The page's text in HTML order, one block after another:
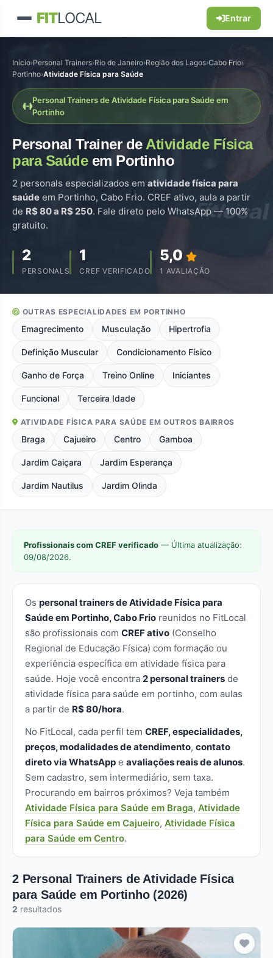
FITLOCAL Entrar
Início›Personal Trainers›Rio de Janeiro›Região dos Lagos›Cabo Frio›
Portinho›Atividade Física para Saúde
Personal Trainers de Atividade Física para Saúde em
Portinho
Personal Trainer de Atividade Física
para Saúdeem Portinho
2 personals especializados em atividade física para
saúde em Portinho, Cabo Frio. CREF ativo, aula a partir
de R$ 80 a R$ 250. Fale direto pelo WhatsApp — 100%
gratuito.
2
PERSONALS
1
CREF VERIFICADO
5,0
1 AVALIAÇÃO
OUTRAS ESPECIALIDADES EM PORTINHO
Emagrecimento Musculação Hipertrofia
Definição Muscular Condicionamento Físico
Ganho de Força Treino Online Iniciantes
Funcional Terceira Idade
ATIVIDADE FÍSICA PARA SAÚDE EM OUTROS BAIRROS
Braga Cajueiro Centro Gamboa
Jardim Caiçara Jardim Esperança
Jardim Nautilus Jardim Olinda
Profissionais com CREF verificado — Última atualização:
09/08/2026.
Os personal trainers de Atividade Física para
Saúde em Portinho, Cabo Frio reunidos no FitLocal
são profissionais com CREF ativo (Conselho
Regional de Educação Física) com formação ou
experiência específica em atividade física para
saúde. Hoje você encontra 2 personal trainers de
atividade física para saúde em portinho, com aulas
a partir de R$ 80/hora.
No FitLocal, cada perfil tem CREF, especialidades,
preços, modalidades de atendimento, contato
direto via WhatsApp e avaliações reais de alunos.
Sem cadastro, sem intermediário, sem taxa.
Procurando em bairros próximos? Veja também
Atividade Física para Saúde em Braga, Atividade
Física para Saúde em Cajueiro, Atividade Física
para Saúde em Centro.
2 Personal Trainers de Atividade Física
para Saúde em Portinho (2026)
2 resultados